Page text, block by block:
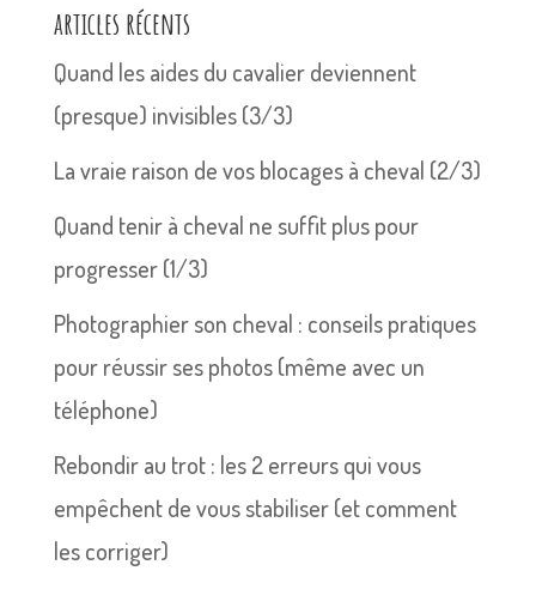
articles récents
Quand les aides du cavalier deviennent
(presque) invisibles (3/3)
La vraie raison de vos blocages à cheval (2/3)
Quand tenir à cheval ne suffit plus pour
progresser (1/3)
Photographier son cheval : conseils pratiques
pour réussir ses photos (même avec un
téléphone)
Rebondir au trot : les 2 erreurs qui vous
empêchent de vous stabiliser (et comment
les corriger)